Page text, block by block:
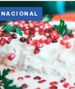
NACIONAL